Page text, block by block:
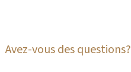
Avez-vous des questions?